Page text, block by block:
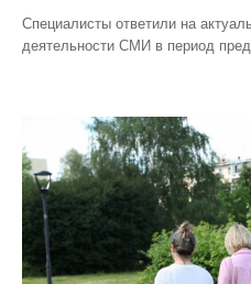
Специалисты ответили на
деятельности СМИ в период